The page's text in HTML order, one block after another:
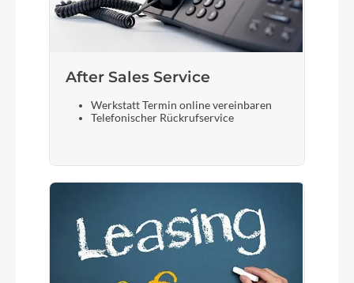
After Sales Service
Werkstatt Termin online vereinbaren
Telefonischer Rückrufservice